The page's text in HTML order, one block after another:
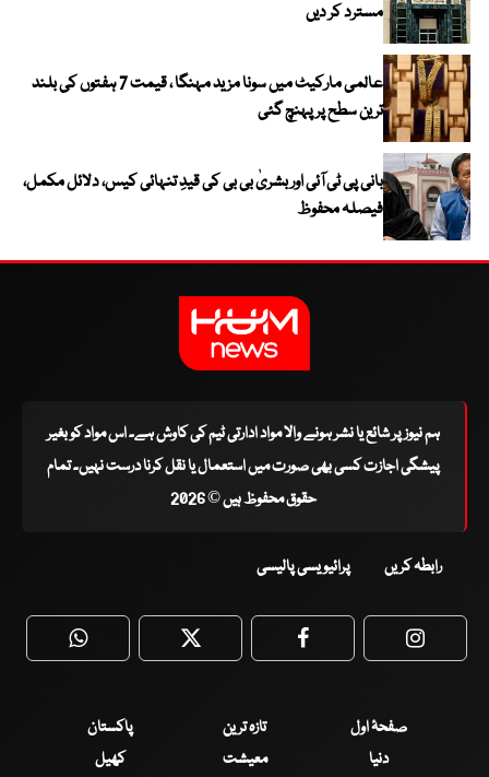
مسترد کر دیں
عالمی مارکیٹ میں سونا مزید مہنگا ، قیمت 7 ہفتوں کی بلند
ترین سطح پر پہنچ گئی
بانی پی ٹی آئی اور بشریٰ بی بی کی قیدِ تنہائی کیس، دلائل مکمل،
فیصلہ محفوظ
ہم نیوز پر شائع یا نشر ہونے والا مواد ادارتی ٹیم کی کاوش ہے۔ اس مواد کو بغیر
پیشگی اجازت کسی بھی صورت میں استعمال یا نقل کرنا درست نہیں۔ تمام
حقوق محفوظ ہیں © 2026
رابطہ کریں پرائیویسی پالیسی
WhatsApp Twitter Facebook
صفحۂ اول تازہ ترین
پاکستان
دنیا
معیشت
کھیل